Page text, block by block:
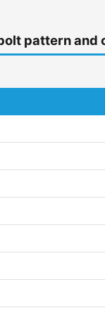
pattern and